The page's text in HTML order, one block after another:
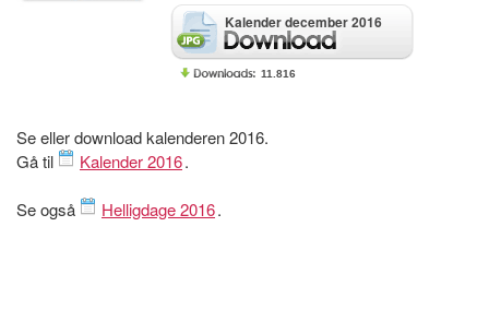
Kalender december 2016
11.816
Se eller download kalenderen 2016.
Gå til
Kalender 2016.
Se også Helligdage 2016.